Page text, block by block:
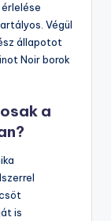
Végül
állapotot
Noir borok
a
is